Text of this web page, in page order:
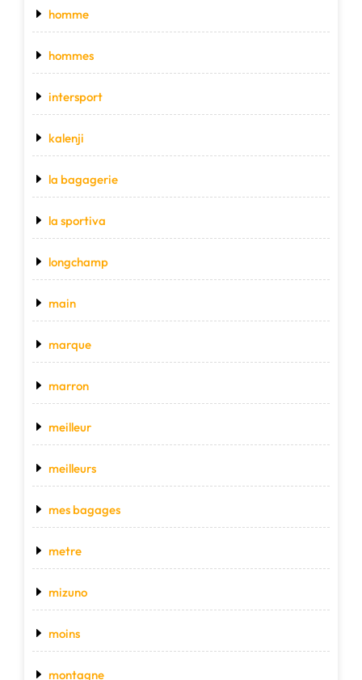
homme
hommes
intersport
kalenji
la bagagerie
la sportiva
longchamp
main
marque
marron
meilleur
meilleurs
mes bagages
metre
mizuno
moins
montagne